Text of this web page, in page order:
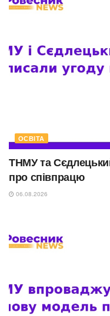
ОСВІТА
ТНМУ та
про співпрацю
06.08.2026